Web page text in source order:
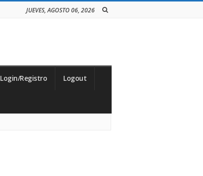
JUEVES, AGOSTO 06, 2026
Login/Registro Logout